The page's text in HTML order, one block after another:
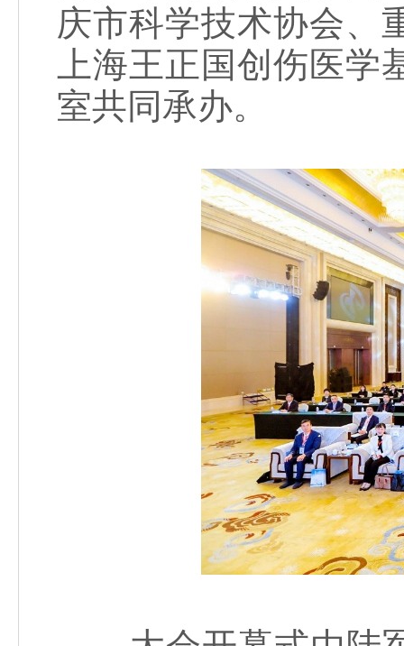
庆市科学技术协会、
上海王正国创伤医
室共同承办。